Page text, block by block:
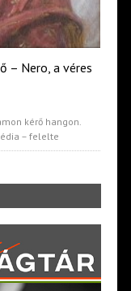
– Nero, a véres
kérő hangon.
– felelte